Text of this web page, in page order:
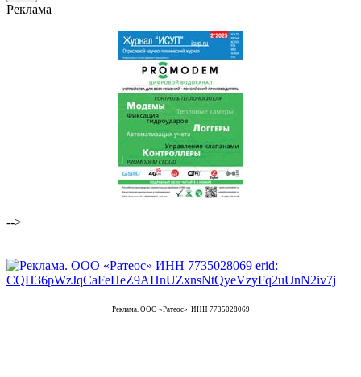
Реклама
-->
Реклама. ООО «Ратеос» ИНН 7735028069